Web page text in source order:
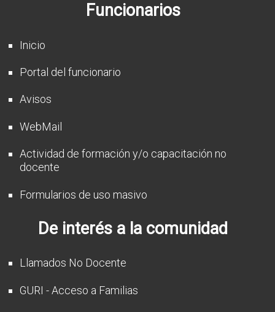
Funcionarios
Inicio
Portal del funcionario
Avisos
WebMail
Actividad de formación y/o capacitación no
docente
Formularios de uso masivo
De interés a la comunidad
Llamados No Docente
GURI - Acceso a Familias